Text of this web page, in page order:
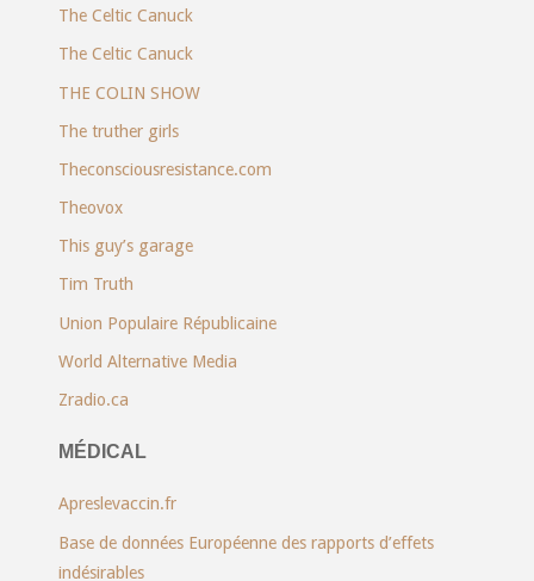
The Celtic Canuck
The Celtic Canuck
THE COLIN SHOW
The truther girls
Theconsciousresistance.com
Theovox
This guy’s garage
Tim Truth
Union Populaire Républicaine
World Alternative Media
Zradio.ca
MÉDICAL
Apreslevaccin.fr
Base de données Européenne des rapports d’effets
indésirables